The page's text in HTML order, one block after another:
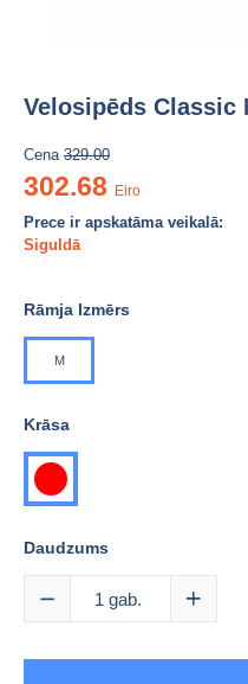
Velosipēds Classic
Cena 329.00
302.68 Eiro
Prece ir apskatāma veikalā:
Siguldā
Rāmja Izmērs
M
Krāsa
sarkana
Daudzums
1 gab.